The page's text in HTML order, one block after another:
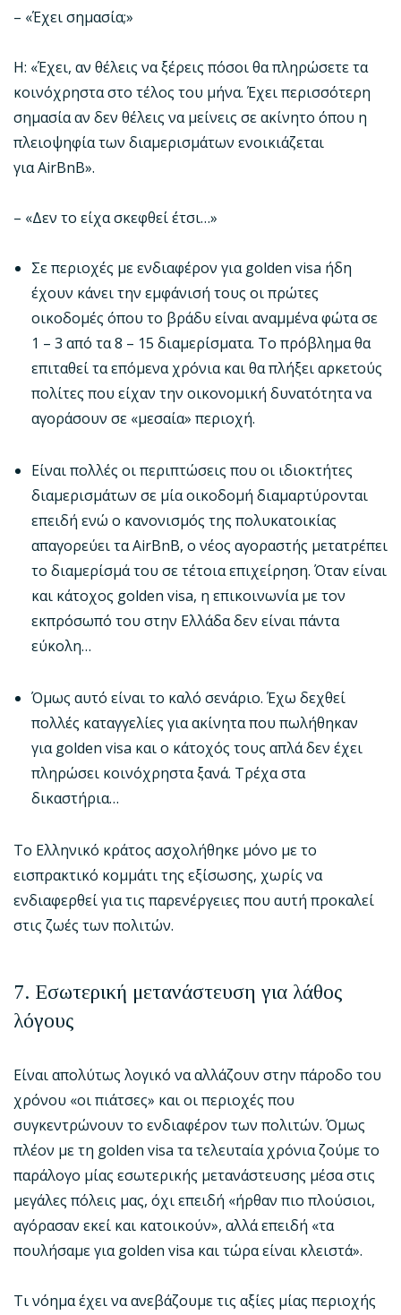
– «Έχει σημασία;»
Η: «Έχει, αν θέλεις να ξέρεις πόσοι θα πληρώσετε τα
κοινόχρηστα στο τέλος του μήνα. Έχει περισσότερη
σημασία αν δεν θέλεις να μείνεις σε ακίνητο όπου η
πλειοψηφία των διαμερισμάτων ενοικιάζεται
για AirBnB».
– «Δεν το είχα σκεφθεί έτσι…»
Σε περιοχές με ενδιαφέρον για golden visa ήδη
έχουν κάνει την εμφάνισή τους οι πρώτες
οικοδομές όπου το βράδυ είναι αναμμένα φώτα σε
1 – 3 από τα 8 – 15 διαμερίσματα. Το πρόβλημα θα
επιταθεί τα επόμενα χρόνια και θα πλήξει αρκετούς
πολίτες που είχαν την οικονομική δυνατότητα να
αγοράσουν σε «μεσαία» περιοχή.
Είναι πολλές οι περιπτώσεις που οι ιδιοκτήτες
διαμερισμάτων σε μία οικοδομή διαμαρτύρονται
επειδή ενώ ο κανονισμός της πολυκατοικίας
απαγορεύει τα AirBnB, ο νέος αγοραστής μετατρέπει
το διαμερίσμά του σε τέτοια επιχείρηση. Όταν είναι
και κάτοχος golden visa, η επικοινωνία με τον
εκπρόσωπό του στην Ελλάδα δεν είναι πάντα
εύκολη…
Όμως αυτό είναι το καλό σενάριο. Έχω δεχθεί
πολλές καταγγελίες για ακίνητα που πωλήθηκαν
για golden visa και ο κάτοχός τους απλά δεν έχει
πληρώσει κοινόχρηστα ξανά. Τρέχα στα
δικαστήρια…
Το Ελληνικό κράτος ασχολήθηκε μόνο με το
εισπρακτικό κομμάτι της εξίσωσης, χωρίς να
ενδιαφερθεί για τις παρενέργειες που αυτή προκαλεί
στις ζωές των πολιτών.
7. Εσωτερική μετανάστευση για λάθος
λόγους
Είναι απολύτως λογικό να αλλάζουν στην πάροδο του
χρόνου «οι πιάτσες» και οι περιοχές που
συγκεντρώνουν το ενδιαφέρον των πολιτών. Όμως
πλέον με τη golden visa τα τελευταία χρόνια ζούμε το
παράλογο μίας εσωτερικής μετανάστευσης μέσα στις
μεγάλες πόλεις μας, όχι επειδή «ήρθαν πιο πλούσιοι,
αγόρασαν εκεί και κατοικούν», αλλά επειδή «τα
πουλήσαμε για golden visa και τώρα είναι κλειστά».
Τι νόημα έχει να ανεβάζουμε τις αξίες μίας περιοχής